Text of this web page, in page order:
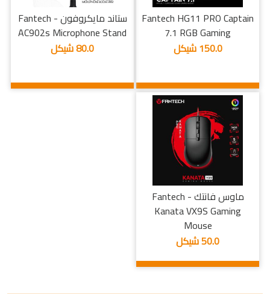
Fantech HG11 PRO Captain
7.1 RGB Gaming
150.0 شيكل
ستاند مايكروفون - Fantech
AC902s Microphone Stand
80.0 شيكل
ماوس فانتك - Fantech
Kanata VX9S Gaming
Mouse
50.0 شيكل